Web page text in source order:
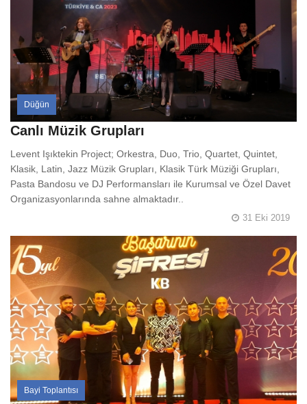
Düğün
Canlı Müzik Grupları
Levent Işıktekin Project; Orkestra, Duo, Trio, Quartet, Quintet,
Klasik, Latin, Jazz Müzik Grupları, Klasik Türk Müziği Grupları,
Pasta Bandosu ve DJ Performansları ile Kurumsal ve Özel Davet
Organizasyonlarında sahne almaktadır..
31 Eki 2019
Bayi Toplantısı